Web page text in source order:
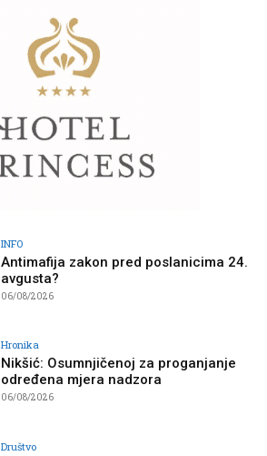
INFO
Antimafija zakon pred poslanicima 24.
avgusta?
06/08/2026
Hronika
Nikšić: Osumnjičenoj za proganjanje
određena mjera nadzora
06/08/2026
Društvo